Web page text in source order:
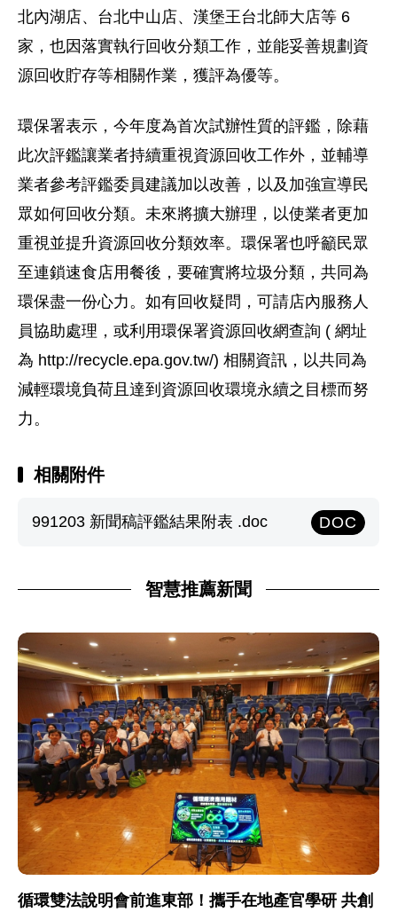
北內湖店、台北中山店、漢堡王台北師大店等 6
家，也因落實執行回收分類工作，並能妥善規劃資
源回收貯存等相關作業，獲評為優等。
環保署表示，今年度為首次試辦性質的評鑑，除藉
此次評鑑讓業者持續重視資源回收工作外，並輔導
業者參考評鑑委員建議加以改善，以及加強宣導民
眾如何回收分類。未來將擴大辦理，以使業者更加
重視並提升資源回收分類效率。環保署也呼籲民眾
至連鎖速食店用餐後，要確實將垃圾分類，共同為
環保盡一份心力。如有回收疑問，可請店內服務人
員協助處理，或利用環保署資源回收網查詢 ( 網址
為 http://recycle.epa.gov.tw/) 相關資訊，以共同為
減輕環境負荷且達到資源回收環境永續之目標而努
力。
相關附件
991203 新聞稿評鑑結果附表 .doc DOC
智慧推薦新聞
循環雙法說明會前進東部！攜手在地產官學研 共創